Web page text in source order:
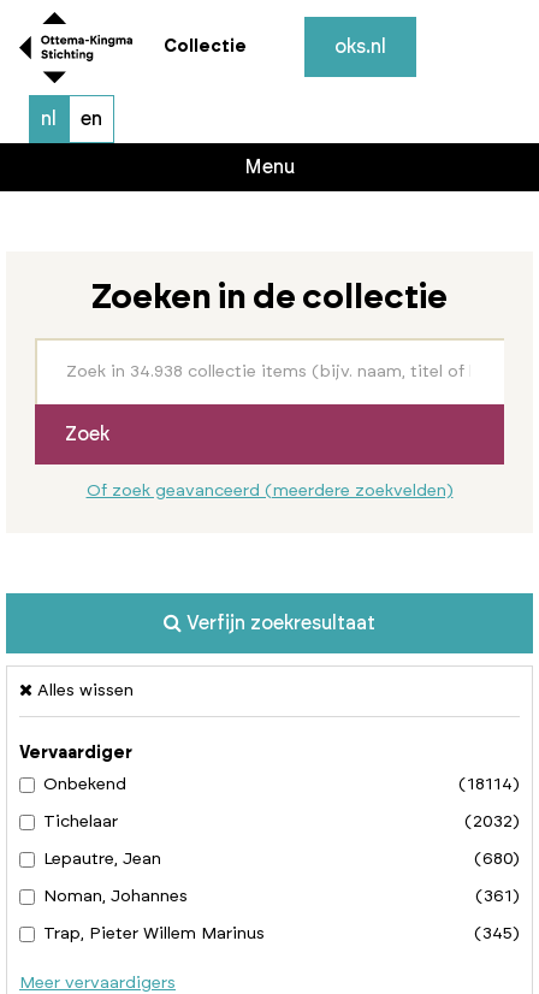
Collectie oks.nl
nl en
Menu
Zoeken in de collectie
Zoek
Of zoek geavanceerd (meerdere zoekvelden)
Verfijn zoekresultaat
Alles wissen
Vervaardiger
Onbekend
(18114)
Tichelaar (2032)
Lepautre, Jean (680)
Noman, Johannes (361)
Trap, Pieter Willem Marinus (345)
Meer vervaardigers